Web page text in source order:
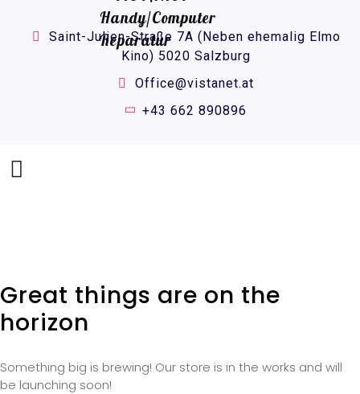
Saint-Julien-Straße 7A (Neben ehemalig Elmo
Kino) 5020 Salzburg
Office@vistanet.at
+43 662 890896
Great things are on the
horizon
Something big is brewing! Our store is in the works and will
be launching soon!